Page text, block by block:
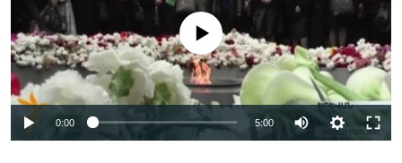
ՄԻՋԱԶԳԱՅԻՆ
ՄՇԱԿՈՒՅԹ
ՍՊՈՐՏ
ՄԵԿՆԱԲԱՆՈՒԹՅՈՒՆ
ՏՏ ԵՒ ԻՆՏԵՐՆԵՏ
No media source currently available
0:00 5:00